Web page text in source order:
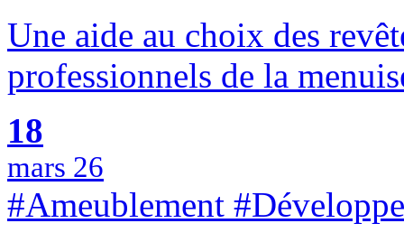
Une aide au choix des
professionnels de la
18
mars 26
#Ameublement